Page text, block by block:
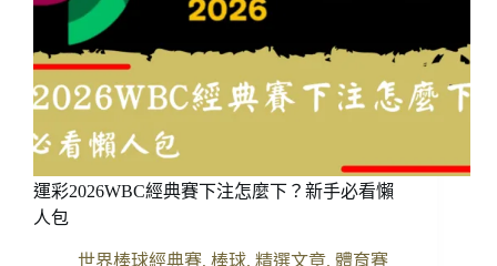
運彩2026WBC經典賽下注怎麼下？新手必看懶
人包
世界棒球經典賽, 棒球, 精選文章, 體育賽